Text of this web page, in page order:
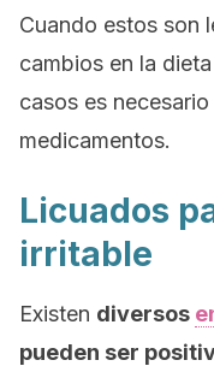
Cuando estos son
cambios en la
casos es
medicamentos.
Licuados
irritable
Existen diversos
pueden ser